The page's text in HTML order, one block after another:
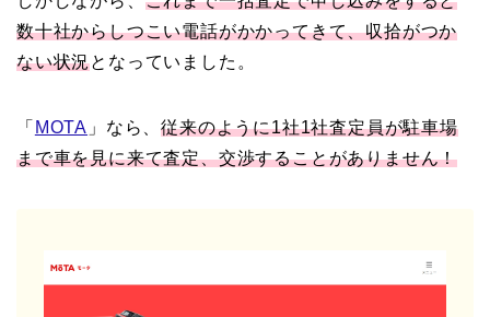
数十社からしつこい電話がかかってきて、収拾がつか
ない状況となっていました。
「 MOTA 」なら、従来のように1社1社査定員が駐車場
まで車を見に来て査定、交渉することがありません！